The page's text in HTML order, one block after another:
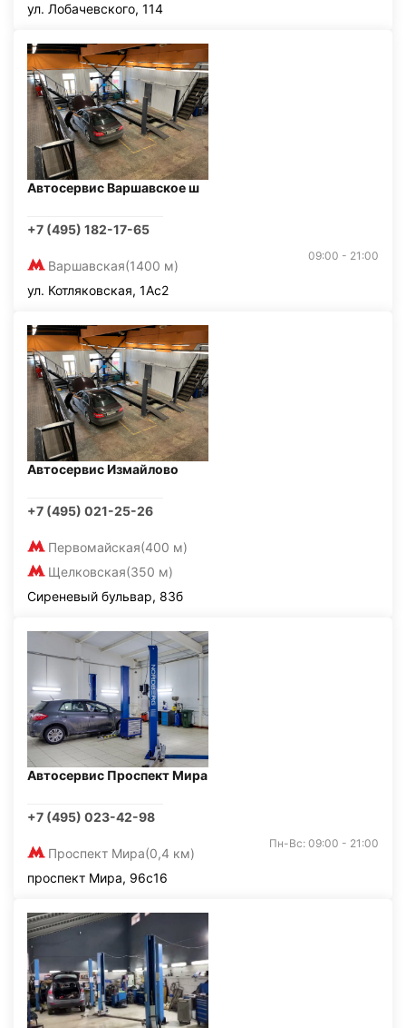
ул. Лобачевского, 114
Автосервис Варшавское ш
+7 (495) 182-17-65
Варшавская(1400 м)
09:00 - 21:00
ул. Котляковская, 1Ас2
Автосервис Измайлово
+7 (495) 021-25-26
Первомайская(400 м)
Щелковская(350 м)
Сиреневый бульвар, 83б
Автосервис Проспект Мира
+7 (495) 023-42-98
Проспект Мира(0,4 км)
Пн-Вс: 09:00 - 21:00
проспект Мира, 96с16